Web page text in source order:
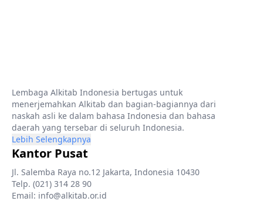
Lembaga Alkitab Indonesia bertugas untuk
menerjemahkan Alkitab dan bagian-bagiannya dari
naskah asli ke dalam bahasa Indonesia dan bahasa
daerah yang tersebar di seluruh Indonesia.
Lebih Selengkapnya
Kantor Pusat
Jl. Salemba Raya no.12 Jakarta, Indonesia 10430
Telp. (021) 314 28 90
Email: info@alkitab.or.id